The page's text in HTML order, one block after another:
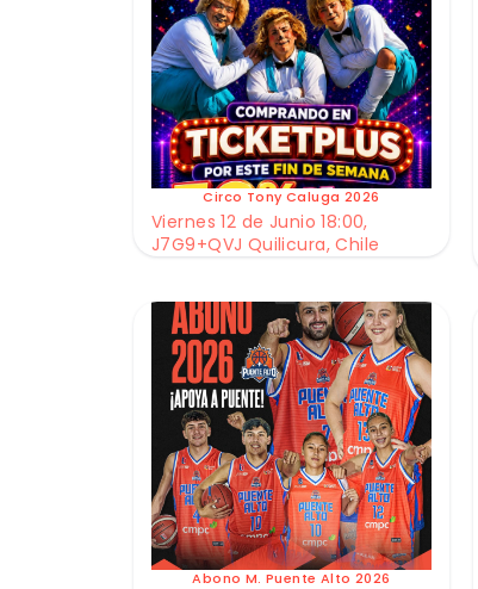
Circo Tony Caluga 2026
Viernes 12 de Junio 18:00,
J7G9+QVJ Quilicura, Chile
Abono M. Puente Alto 2026